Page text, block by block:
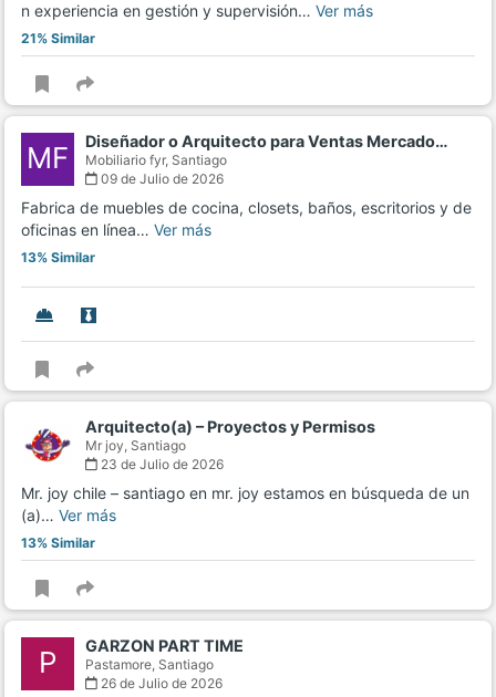
n experiencia en gestión y supervisión… Ver más
21% Similar
MF Diseñador o Arquitecto para Ventas Mercado…
Mobiliario fyr, Santiago
09 de Julio de 2026
Fabrica de muebles de cocina, closets, baños, escritorios y de
oficinas en línea… Ver más
13% Similar
Arquitecto(a) – Proyectos y Permisos
Mr joy, Santiago
23 de Julio de 2026
Mr. joy chile – santiago en mr. joy estamos en búsqueda de un
(a)… Ver más
13% Similar
P GARZON PART TIME
Pastamore, Santiago
26 de Julio de 2026